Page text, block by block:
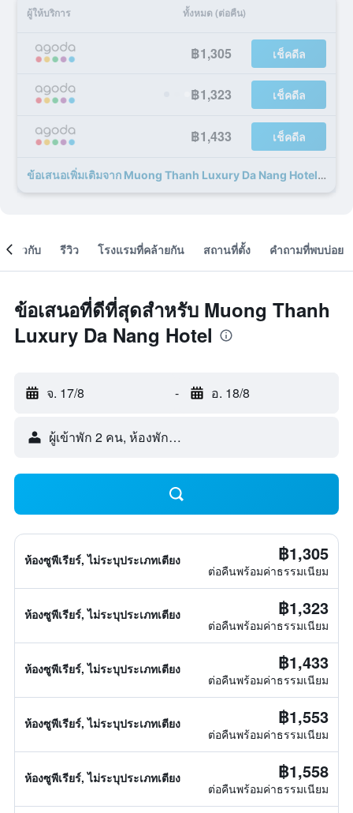
ผู้ให้บริการ ทั้งหมด (ต่อคืน)
฿1,305 เช็คดีล
฿1,323 เช็คดีล
฿1,433 เช็คดีล
ข้อเสนอเพิ่มเติมจาก Muong Thanh Luxury Da Nang Hotel 59 รายการ
เกี่ยวกับ รีวิว โรงแรมที่คล้ายกัน สถานที่ตั้ง คำถามที่พบบ่อย
ข้อเสนอที่ดีที่สุดสำหรับ Muong Thanh
Luxury Da Nang Hotel
จ. 17/8 - อ. 18/8
ผู้เข้าพัก 2 คน, ห้องพัก 1 ห้อง
ห้องซูพีเรียร์, ไม่ระบุประเภทเตียง ฿1,305
ต่อคืนพร้อมค่าธรรมเนียม
ห้องซูพีเรียร์, ไม่ระบุประเภทเตียง ฿1,323
ต่อคืนพร้อมค่าธรรมเนียม
ห้องซูพีเรียร์, ไม่ระบุประเภทเตียง ฿1,433
ต่อคืนพร้อมค่าธรรมเนียม
ห้องซูพีเรียร์, ไม่ระบุประเภทเตียง ฿1,553
ต่อคืนพร้อมค่าธรรมเนียม
ห้องซูพีเรียร์, ไม่ระบุประเภทเตียง ฿1,558
ต่อคืนพร้อมค่าธรรมเนียม